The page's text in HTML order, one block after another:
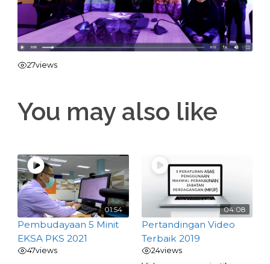
27views
You may also like
01:54
Pembudayaan 5 Minit
EKSA PKS 2021
47views
04:08
Pertandingan Video
Terbaik 2019
24views